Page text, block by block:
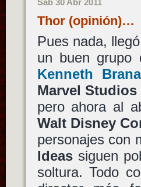
Thor (opinión)…
Pues nada,
un buen
Kenneth
Marvel Studios
pero ahora al
Walt Disney
personajes con
Ideassiguen
soltura. Todo